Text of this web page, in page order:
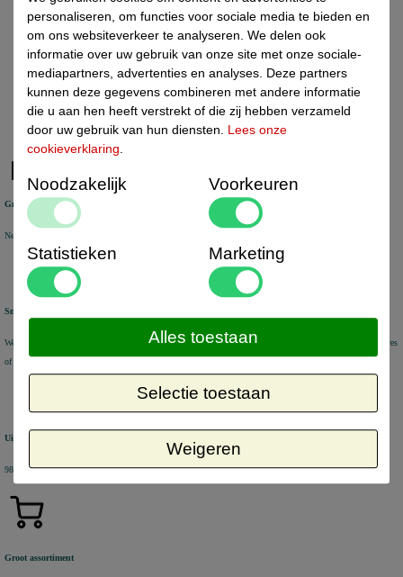
Acryl standaards
Kortingsetiketten en labels
Kledinghangers
Winkelmateriaal
Gratis verzending
Nederland vanaf € 50 excl. btw
Snel geleverd
We verzenden voorraad artikelen binnen 1-2 werkdagen met DHL Parcel of DHL for You. Aflevering op adres
of DHL Service Point
Uitstekende review score
98% van de KiyOh reviews beveelt ons aan
Groot assortiment
personaliseren, om functies voor sociale media te bieden en
om ons websiteverkeer te analyseren. We delen ook
informatie over uw gebruik van onze site met onze sociale-
mediapartners, advertenties en analyses. Deze partners
kunnen deze gegevens combineren met andere informatie
die u aan hen heeft verstrekt of die zij hebben verzameld
door uw gebruik van hun diensten. Lees onze
cookieverklaring.
Noodzakelijk Voorkeuren
Statistieken Marketing
Weigeren
Selectie toestaan
Alles toestaan